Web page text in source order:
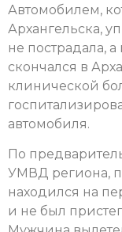
Автомобилем,
Архангельска,
не пострадала, а
скончался в
клинической
автомобиля.
По
УМВД региона,
находился на
и не был